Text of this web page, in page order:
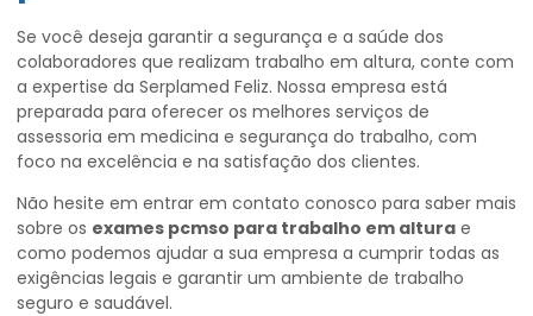
Se você deseja garantir a segurança e a saúde dos
colaboradores que realizam trabalho em altura, conte com
a expertise da Serplamed Feliz. Nossa empresa está
preparada para oferecer os melhores serviços de
assessoria em medicina e segurança do trabalho, com
foco na excelência e na satisfação dos clientes.
Não hesite em entrar em contato conosco para saber mais
sobre os exames pcmso para trabalho em altura e
como podemos ajudar a sua empresa a cumprir todas as
exigências legais e garantir um ambiente de trabalho
seguro e saudável.